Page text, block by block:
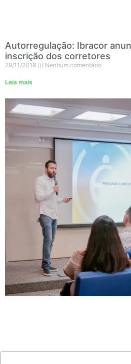
Autorregulação: Ibracor
inscrição dos corretores
29/11/2019 Nenhum comentário
Leia mais